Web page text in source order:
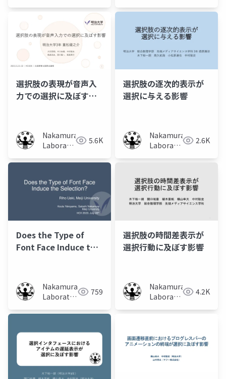
選択肢の表現が音声入
力での選択に及ぼす影
Nakamura
Laboratory
University)
5.6K
選択肢の逐次的表示が
選択に与える影響
Nakamura
Laboratory
2.6K
Does the Type of
Font Face Induce the
Nakamura
Laboratory
University)
759
選択肢の時間差表示が
選択行動に及ぼす影響
Nakamura
Laboratory
4.2K